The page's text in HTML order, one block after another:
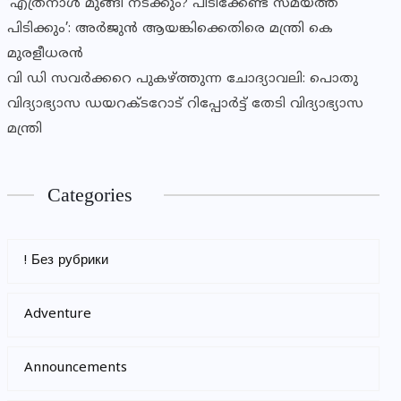
‘എത്രനാൾ മുങ്ങി നടക്കും? പിടിക്കേണ്ട സമയത്ത്
പിടിക്കും’: അർജുൻ ആയങ്കിക്കെതിരെ മന്ത്രി കെ
മുരളീധരൻ
വി ഡി സവർക്കറെ പുകഴ്ത്തുന്ന ചോദ്യാവലി: പൊതു
വിദ്യാഭ്യാസ ഡയറക്ടറോട് റിപ്പോർട്ട് തേടി വിദ്യാഭ്യാസ
മന്ത്രി
Categories
! Без рубрики
Adventure
Announcements